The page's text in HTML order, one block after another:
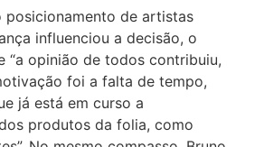
posicionamento de artistas
influenciou a decisão, o
“a opinião de todos contribuiu,
foi a falta de tempo,
já está em curso a
produtos da folia, como